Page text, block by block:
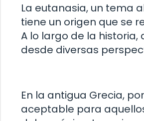
La eutanasia, un tema
tiene un origen que se
A lo largo de la
desde diversas
En la antigua Grecia,
aceptable para